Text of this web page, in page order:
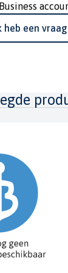
heb een vraag